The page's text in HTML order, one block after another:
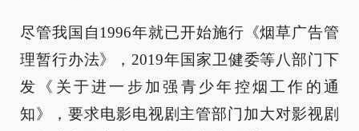
尽管我国自1996年就已开始施行《烟草广告管
理暂行办法》，2019年国家卫健委等八部门下
发《关于进一步加强青少年控烟工作的通
知》，要求电影电视剧主管部门加大对影视剧